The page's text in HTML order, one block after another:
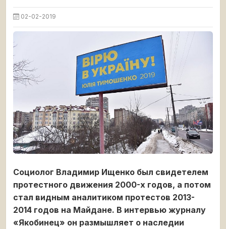
02-02-2019
Социолог Владимир Ищенко был свидетелем
протестного движения 2000-х годов, а потом
стал видным аналитиком протестов 2013-
2014 годов на Майдане. В интервью журналу
«Якобинец» он размышляет о наследии